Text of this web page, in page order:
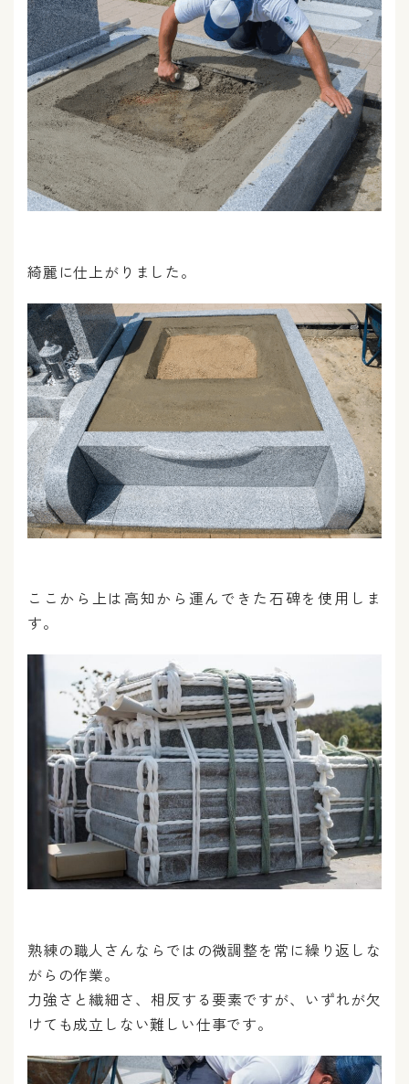
綺麗に仕上がりました。
ここから上は高知から運んできた石碑を使用しま
す。
熟練の職人さんならではの微調整を常に繰り返しな
がらの作業。
力強さと繊細さ、相反する要素ですが、いずれが欠
けても成立しない難しい仕事です。